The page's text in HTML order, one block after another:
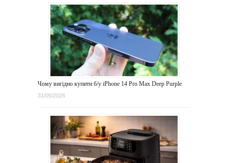
Чому вигідно купити б/у iPhone 14 Pro Max Deep Purple
31/05/2026